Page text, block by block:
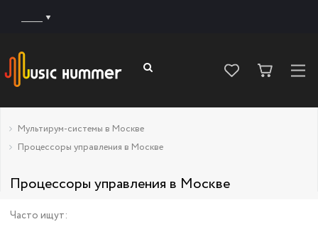
Мультирум-системы в Москве
Процессоры управления в Москве
Процессоры управления в Москве
Часто ищут: